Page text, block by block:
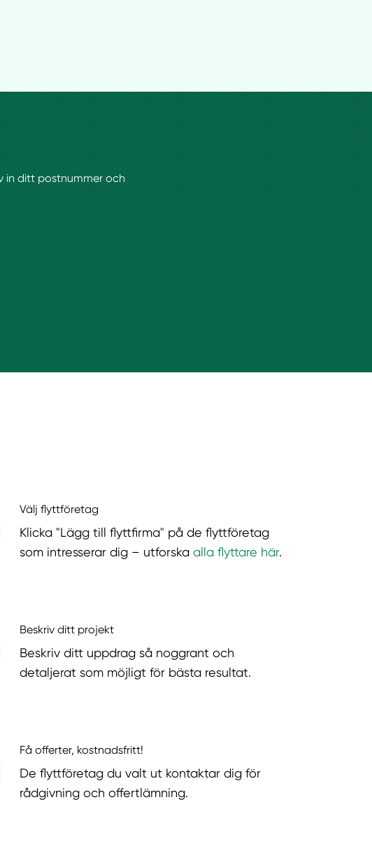
in ditt postnummer och
Välj flyttföretag
Klicka "Lägg till flyttfirma" på de flyttföretag
som intresserar dig – utforska alla flyttare här.
Beskriv ditt projekt
Beskriv ditt uppdrag så noggrant och
detaljerat som möjligt för bästa resultat.
Få offerter, kostnadsfritt!
De flyttföretag du valt ut kontaktar dig för
rådgivning och offertlämning.